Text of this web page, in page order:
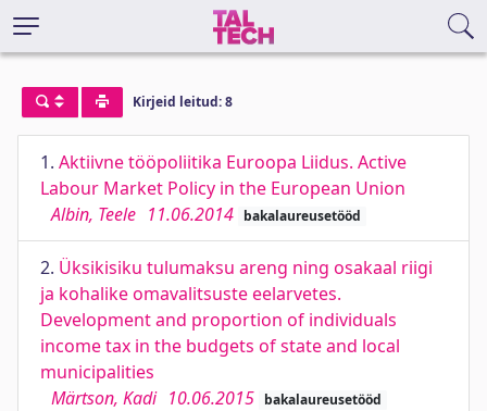
Kirjeid leitud: 8
1. Aktiivne tööpoliitika Euroopa Liidus. Active
Labour Market Policy in the European Union
Albin, Teele 11.06.2014 bakalaureusetööd
2. Üksikisiku tulumaksu areng ning osakaal riigi
ja kohalike omavalitsuste eelarvetes.
Development and proportion of individuals
income tax in the budgets of state and local
municipalities
Märtson, Kadi 10.06.2015 bakalaureusetööd